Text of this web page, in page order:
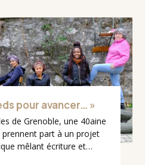
pour avancer… »
de Grenoble, une 40aine
prennent part à un projet
mêlant écriture et…